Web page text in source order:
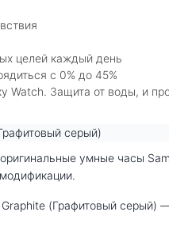
Встроенный
Вибрация:
целей каждый день
с 0% до 45%
Защита от воды, и